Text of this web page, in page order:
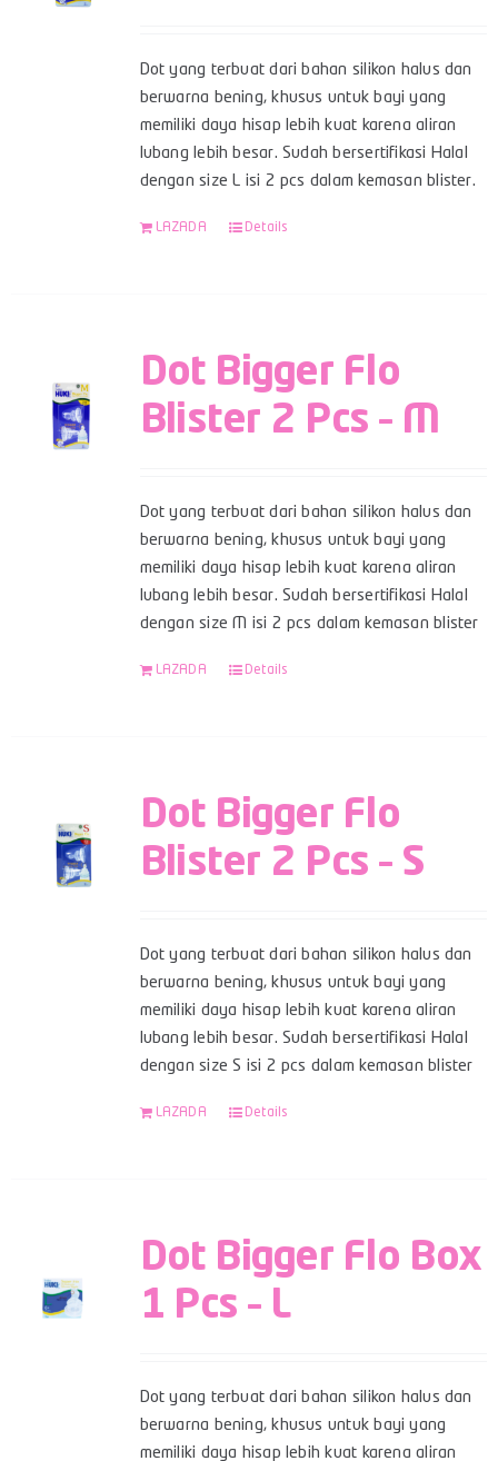
Dot yang terbuat dari bahan silikon halus dan
berwarna bening, khusus untuk bayi yang
memiliki daya hisap lebih kuat karena aliran
lubang lebih besar. Sudah bersertifikasi Halal
dengan size L isi 2 pcs dalam kemasan blister.
LAZADA Details
Dot Bigger Flo
Blister 2 Pcs – M
Dot yang terbuat dari bahan silikon halus dan
berwarna bening, khusus untuk bayi yang
memiliki daya hisap lebih kuat karena aliran
lubang lebih besar. Sudah bersertifikasi Halal
dengan size M isi 2 pcs dalam kemasan blister
LAZADA Details
Dot Bigger Flo
Blister 2 Pcs – S
Dot yang terbuat dari bahan silikon halus dan
berwarna bening, khusus untuk bayi yang
memiliki daya hisap lebih kuat karena aliran
lubang lebih besar. Sudah bersertifikasi Halal
dengan size S isi 2 pcs dalam kemasan blister
LAZADA Details
Dot Bigger Flo Box
1 Pcs – L
Dot yang terbuat dari bahan silikon halus dan
berwarna bening, khusus untuk bayi yang
memiliki daya hisap lebih kuat karena aliran